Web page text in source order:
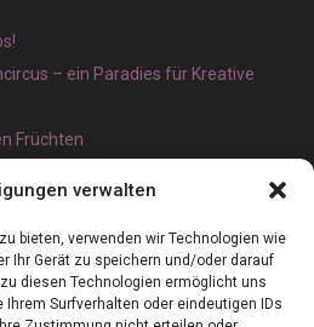
verwalten
bieten, verwenden wir Technologien wie
Ihr Gerät zu speichern und/oder darauf
diesen Technologien ermöglicht uns
Ihrem Surfverhalten oder eindeutigen IDs
– ein Paradies für Kreative
Früchten